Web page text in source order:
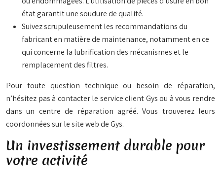
état garantit une soudure de qualité.
Suivez scrupuleusement les recommandations du
fabricant en matière de maintenance, notamment en ce
qui concerne la lubrification des mécanismes et le
remplacement des filtres.
Pour toute question technique ou besoin de réparation,
n’hésitez pas à contacter le service client Gys ou à vous rendre
dans un centre de réparation agréé. Vous trouverez leurs
coordonnées sur le site web de Gys.
Un investissement durable pour
votre activité